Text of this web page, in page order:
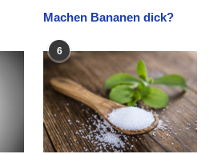
Machen Bananen dick?
6